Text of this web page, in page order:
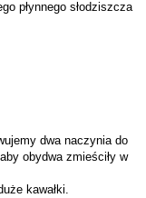
płynnego słodziszcza
dwa naczynia do
obydwa zmieściły w
kawałki.